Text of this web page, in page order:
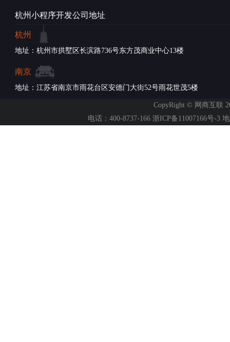
杭州小程序开发公司地址
杭州
地址：杭州市拱墅区长滨路736号东方茂商业中心13楼
南京
地址：江苏省南京市雨花台区安德门大街52号雨花世茂5楼
CopyRight © 网商互联
电话：400-8737-166 浙ICP备11007166号-3